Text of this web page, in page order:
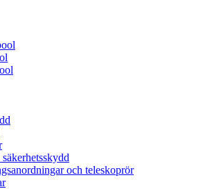
och teleskoprör